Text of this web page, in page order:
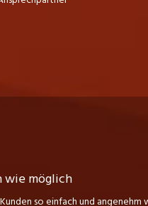
wie möglich
so einfach und angenehm